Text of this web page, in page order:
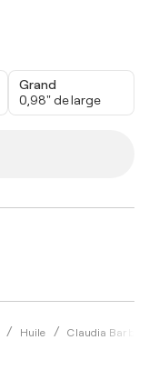
Huile Claudia Barbu
Grand
0,98" de large